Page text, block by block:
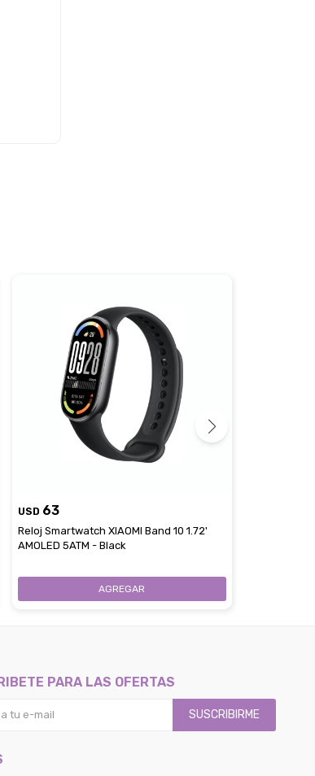
USD 63
Reloj Smartwatch XIAOMI Band 10 1.72'
AMOLED 5ATM - Black
PARA LAS OFERTAS
SUSCRIBIRME